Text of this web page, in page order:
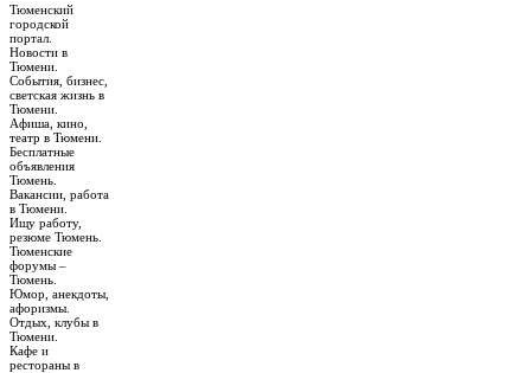
Тюменский
городской
портал.
Новости в
Тюмени.
События, бизнес,
светская жизнь в
Тюмени.
Афиша, кино,
театр в Тюмени.
Бесплатные
объявления
Тюмень.
Вакансии, работа
в Тюмени.
Ищу работу,
резюме Тюмень.
Тюменские
форумы –
Тюмень.
Юмор, анекдоты,
афоризмы.
Отдых, клубы в
Тюмени.
Кафе и
рестораны в